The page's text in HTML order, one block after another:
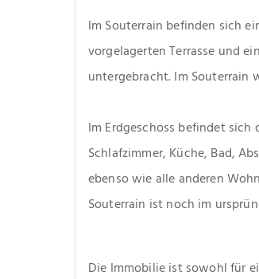
Im Souterrain befinden sich
vorgelagerten Terrasse und
untergebracht. Im Souterrain
Im Erdgeschoss befindet
Schlafzimmer, Küche, Bad,
ebenso wie alle anderen
Souterrain ist noch im
Die Immobilie ist sowohl für